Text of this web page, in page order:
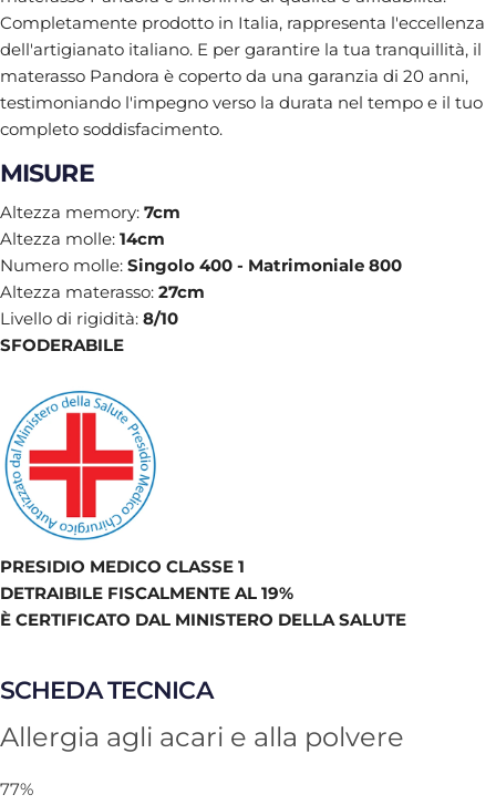
Completamente prodotto in Italia, rappresenta l'eccellenza
dell'artigianato italiano. E per garantire la tua tranquillità, il
materasso Pandora è coperto da una garanzia di 20 anni,
testimoniando l'impegno verso la durata nel tempo e il tuo
completo soddisfacimento.
MISURE
Altezza memory: 7cm
Altezza molle: 14cm
Numero molle: Singolo 400 - Matrimoniale 800
Altezza materasso: 27cm
Livello di rigidità: 8/10
SFODERABILE
PRESIDIO MEDICO CLASSE 1
DETRAIBILE FISCALMENTE AL 19%
È CERTIFICATO DAL MINISTERO DELLA SALUTE
SCHEDA TECNICA
Allergia agli acari e alla polvere
77%